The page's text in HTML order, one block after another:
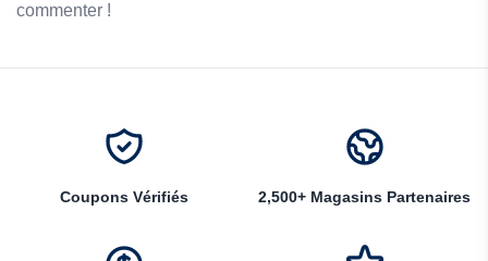
commenter !
Coupons Vérifiés 2,500+ Magasins Partenaires